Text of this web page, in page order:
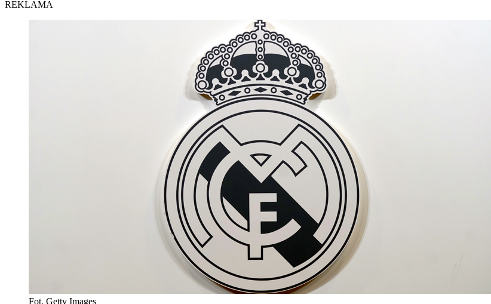
REKLAMA
Fot. Getty Images